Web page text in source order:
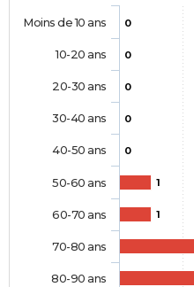
0
0
0
0
0
1
1
Moins de 10 ans
10-20 ans
20-30 ans
30-40 ans
40-50 ans
50-60 ans
60-70 ans
70-80 ans
80-90 ans